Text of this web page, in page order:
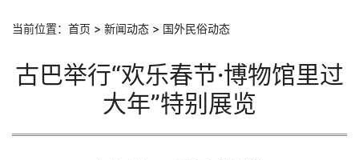
当前位置： 首页 > 新闻动态 > 国外民俗动态
古巴举行“欢乐春节·博物馆里过
大年”特别展览